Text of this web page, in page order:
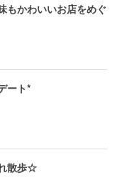
もかわいいお店をめぐ
ート*
散歩☆